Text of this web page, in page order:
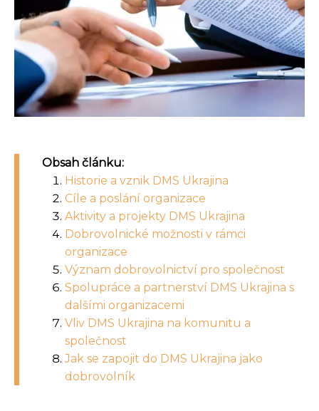
Obsah článku:
Historie a vznik DMS Ukrajina
Cíle a poslání organizace
Aktivity a projekty DMS Ukrajina
Dobrovolnické možnosti v rámci
organizace
Význam dobrovolnictví pro společnost
Spolupráce a partnerství DMS Ukrajina s
dalšími organizacemi
Vliv DMS Ukrajina na komunitu a
společnost
Jak se zapojit do DMS Ukrajina jako
dobrovolník